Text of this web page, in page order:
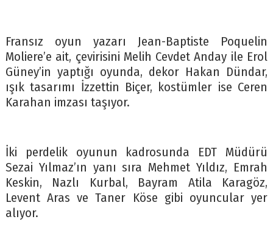
Fransız oyun yazarı Jean-Baptiste Poquelin
Moliere’e ait, çevirisini Melih Cevdet Anday ile Erol
Güney’in yaptığı oyunda, dekor Hakan Dündar,
ışık tasarımı İzzettin Biçer, kostümler ise Ceren
Karahan imzası taşıyor.
İki perdelik oyunun kadrosunda EDT Müdürü
Sezai Yılmaz’ın yanı sıra Mehmet Yıldız, Emrah
Keskin, Nazlı Kurbal, Bayram Atila Karagöz,
Levent Aras ve Taner Köse gibi oyuncular yer
alıyor.